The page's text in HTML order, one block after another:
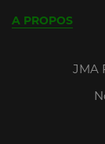
A PROPOS
JMA